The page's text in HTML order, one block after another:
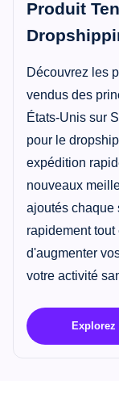
Produit
Découvrez les
vendus des
États-Unis sur
pour le
expédition
nouveaux
ajoutés chaque
rapidement
d'augmenter
votre activité